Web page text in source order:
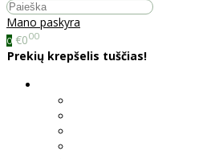
Mano paskyra
0 €000
Prekių krepšelis tuščias!